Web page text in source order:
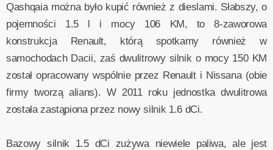
Qashqaia można było kupić również z dieslami. Słabszy, o
pojemności 1.5 l i mocy 106 KM, to 8-zaworowa
konstrukcja Renault, którą spotkamy również w
samochodach Dacii, zaś dwulitrowy silnik o mocy 150 KM
został opracowany wspólnie przez Renault i Nissana (obie
firmy tworzą alians). W 2011 roku jednostka dwulitrowa
została zastąpiona przez nowy silnik 1.6 dCi.
Bazowy silnik 1.5 dCi zużywa niewiele paliwa, ale jest